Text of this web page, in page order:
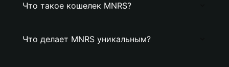
Что такое кошелек MNRS?
Что делает MNRS уникальным?